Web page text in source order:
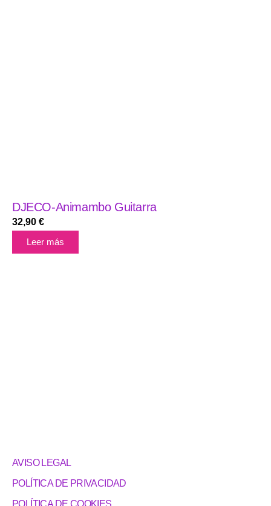
DJECO-Animambo Guitarra
32,90 €
Leer más
AVISO LEGAL
POLÍTICA DE PRIVACIDAD
POLÍTICA DE COOKIES